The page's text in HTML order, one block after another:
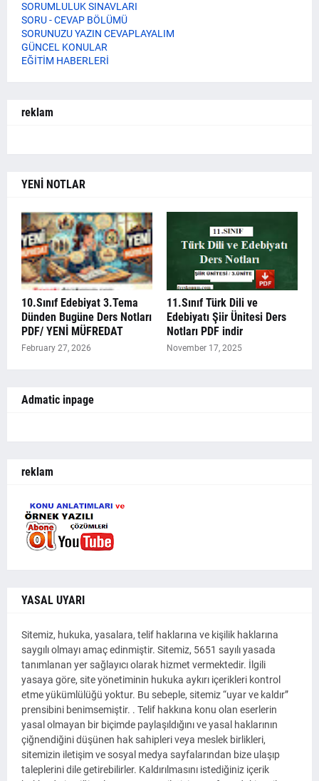
SORUMLULUK SINAVLARI
SORU - CEVAP BÖLÜMÜ
SORUNUZU YAZIN CEVAPLAYALIM
GÜNCEL KONULAR
EĞİTİM HABERLERİ
reklam
YENİ NOTLAR
10.Sınıf Edebiyat 3.Tema
Dünden Bugüne Ders Notları
PDF/ YENİ MÜFREDAT
February 27, 2026
11.Sınıf Türk Dili ve
Edebiyatı Şiir Ünitesi Ders
Notları PDF indir
November 17, 2025
Admatic inpage
reklam
YASAL UYARI
Sitemiz, hukuka, yasalara, telif haklarına ve kişilik haklarına
saygılı olmayı amaç edinmiştir. Sitemiz, 5651 sayılı yasada
tanımlanan yer sağlayıcı olarak hizmet vermektedir. İlgili
yasaya göre, site yönetiminin hukuka aykırı içerikleri kontrol
etme yükümlülüğü yoktur. Bu sebeple, sitemiz “uyar ve kaldır”
prensibini benimsemiştir. . Telif hakkına konu olan eserlerin
yasal olmayan bir biçimde paylaşıldığını ve yasal haklarının
çiğnendiğini düşünen hak sahipleri veya meslek birlikleri,
sitemizin iletişim ve sosyal medya sayfalarından bize ulaşıp
taleplerini dile getirebilirler. Kaldırılmasını istediğiniz içerik